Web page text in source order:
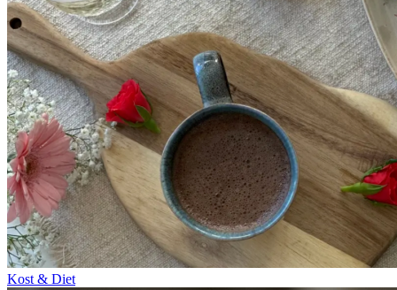
Kost & Diet